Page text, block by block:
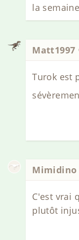
la
Matt1997
Turok est
Mimidino
C'est vrai
plutôt